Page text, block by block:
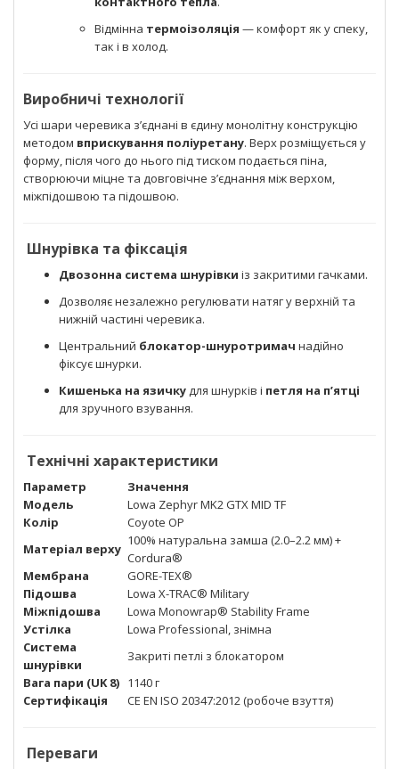
Відмінна термоізоляція — комфорт як у спеку,
так і в холод.
Виробничі технології
Усі шари черевика з’єднані в єдину монолітну конструкцію
методом вприскування поліуретану. Верх розміщується у
форму, після чого до нього під тиском подається піна,
створюючи міцне та довговічне з’єднання між верхом,
міжпідошвою та підошвою.
Шнурівка та фіксація
Двозонна система шнурівки із закритими гачками.
Дозволяє незалежно регулювати натяг у верхній та
нижній частині черевика.
Центральний блокатор-шнуротримач надійно
фіксує шнурки.
Кишенька на язичкудля шнурків і петля на п’ятці
для зручного взування.
Технічні характеристики
Параметр
Значення
Модель
Lowa Zephyr MK2 GTX MID TF
Колір
Coyote OP
Матеріал верху
100% натуральна замша (2.0–2.2 мм) +
Cordura®
Мембрана
GORE-TEX®
Підошва
Lowa X-TRAC® Military
Міжпідошва
Lowa Monowrap® Stability Frame
Устілка
Lowa Professional, знімна
Система
шнурівки
Закриті петлі з блокатором
Вага пари (UK 8) 1140 г
Сертифікація
CE EN ISO 20347:2012 (робоче взуття)
Переваги